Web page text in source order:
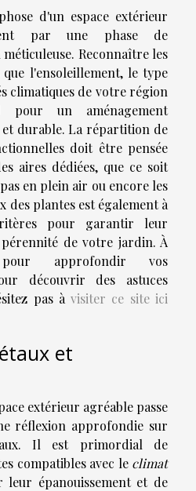
d'un espace extérieur
par une phase de
Reconnaître les
l'ensoleillement, le type
climatiques de votre région
pour un aménagement
durable. La répartition de
doit être pensée
aires dédiées, que ce soit
en plein air ou encore les
des plantes est également à
pour garantir leur
de votre jardin. À
approfondir vos
découvrir des astuces
pas àvisiter ce site ici
et
extérieur agréable passe
réflexion approfondie sur
Il est primordial de
compatibles avec le climat
épanouissement et de